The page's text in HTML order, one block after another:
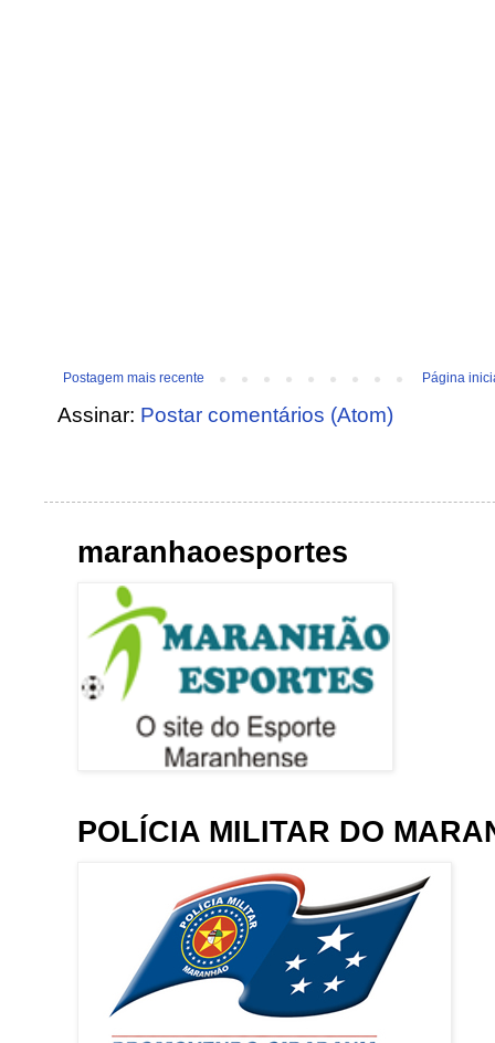
Postagem mais recente Página
Assinar: Postar comentários (Atom)
maranhaoesportes
POLÍCIA MILITAR DO